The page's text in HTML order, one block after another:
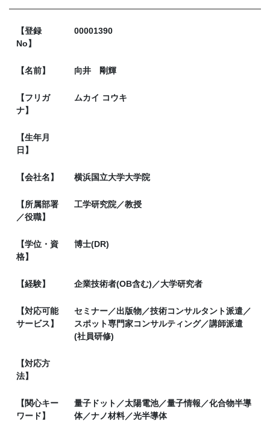
【登録
No】
00001390
【名前】 向井 剛輝
【フリガ
ナ】
ムカイ コウキ
【生年月
日】
【会社名】 横浜国立大学大学院
【所属部署
／役職】
工学研究院／教授
【学位・資
格】
博士(DR)
【経験】 企業技術者(OB含む)／大学研究者
【対応可能
サービス】
セミナー／出版物／技術コンサルタント派遣／
スポット専門家コンサルティング／講師派遣
(社員研修)
【対応方
法】
【関心キー
ワード】
量子ドット／太陽電池／量子情報／化合物半導
体／ナノ材料／光半導体